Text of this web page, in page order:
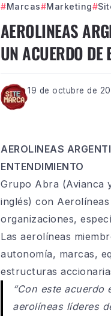
Marcas Marketing
AEROLINEAS
UN ACUERDO DE
19 de octubre de
AEROLINEAS
ENTENDIMIENTO
Grupo Abra (Avianca
inglés) con
organizaciones,
Las aerolíneas
autonomía, marcas,
estructuras
“Con este
aerolíneas líderes